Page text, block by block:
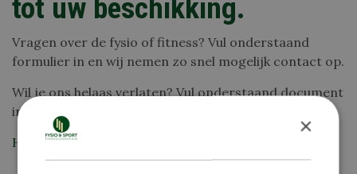
tot uw beschikking.
Vragen over de fysio of fitness? Vul onderstaand
formulier in en wij nemen zo snel mogelijk contact op.
Wil je ons helaas verlaten? Vul onderstaand document
in het stuur het ons toe.
Herroepping Lidmaatschap
×